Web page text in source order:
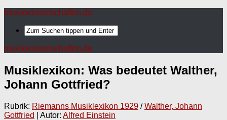
musikwissenschaften.de
musikwissenschaften.de
Musiklexikon: Was bedeutet Walther,
Johann Gottfried?
Rubrik: Riemanns Musiklexikon 1929 /Walther, Johann
Gottfried
| Autor: Alfred Einstein